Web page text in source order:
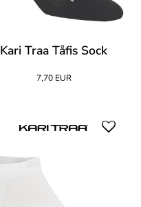
Kari Traa Tåfis Sock
7,70 EUR